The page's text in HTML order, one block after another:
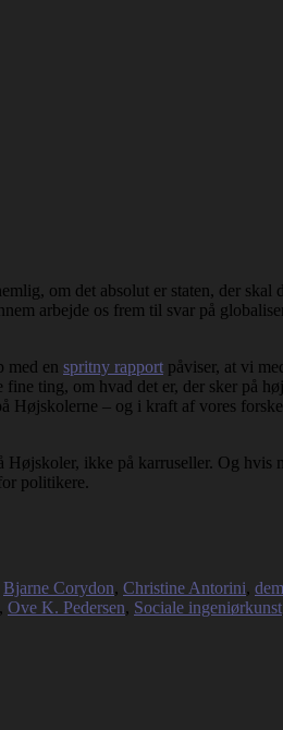
om det absolut er staten, der
arbejde os frem til svar på
med en spritny rapport påviser, at vi
fine ting, om hvad det er, der sker på
Højskolerne – og i kraft af vores
ikke på karruseller. Og
politikere.
Bjarne Corydon, Christine Antorini,
, Ove K. Pedersen, Sociale ingeniørkunst